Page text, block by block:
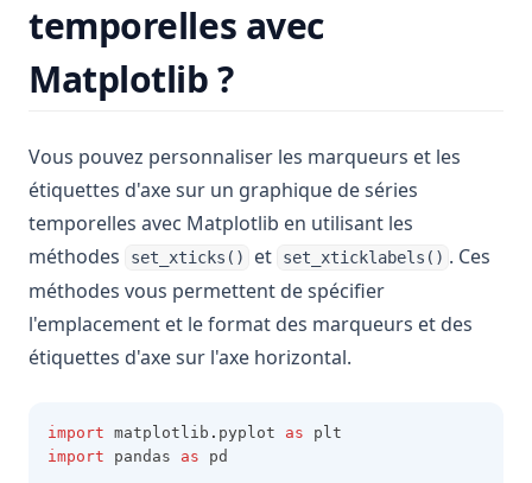
temporelles avec
Matplotlib ?
Vous pouvez personnaliser les marqueurs et les
étiquettes d'axe sur un graphique de séries
temporelles avec Matplotlib en utilisant les
méthodes
set_xticks() et set_xticklabels() . Ces
méthodes vous permettent de spécifier
l'emplacement et le format des marqueurs et des
étiquettes d'axe sur l'axe horizontal.
import matplotlib . pyplot as plt
import pandas as pd